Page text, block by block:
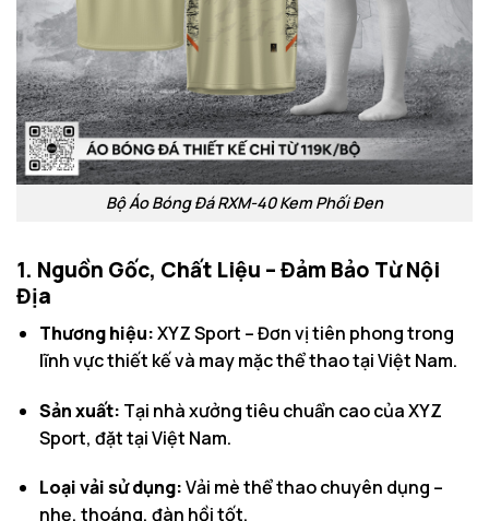
Bộ Áo Bóng Đá RXM-40 Kem Phối Đen
1. Nguồn Gốc, Chất Liệu – Đảm Bảo Từ Nội
Địa
Thương hiệu:XYZ Sport – Đơn vị tiên phong trong
lĩnh vực thiết kế và may mặc thể thao tại Việt Nam.
Sản xuất: Tại nhà xưởng tiêu chuẩn cao của XYZ
Sport, đặt tại Việt Nam.
Loại vải sử dụng:Vải mè thể thao chuyên dụng –
nhẹ, thoáng, đàn hồi tốt.